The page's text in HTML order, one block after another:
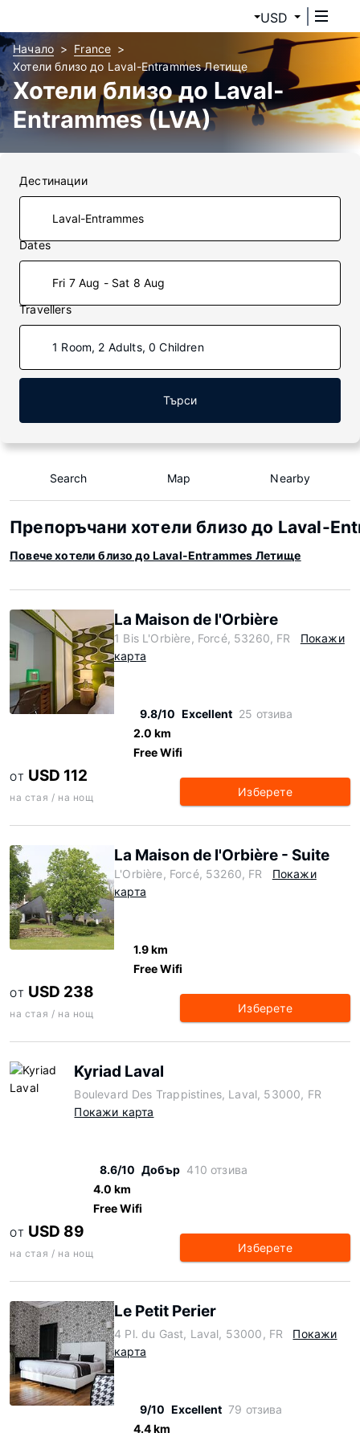
USD
Начало
France
Хотели близо до Laval-Entrammes Летище
Хотели близо до Laval-
Entrammes (LVA)
Дестинации
Dates
Fri 7 Aug - Sat 8 Aug
Travellers
1 Room, 2 Adults, 0 Children
Търси
Search Map Nearby
Препоръчани хотели близо до Laval-
Повече хотели близо до Laval-Entrammes Летище
La Maison de l'Orbière
1 Bis L'Orbière, Forcé, 53260, FR
Покажи
карта
9.8/10 Excellent 25 отзива
2.0 km
Free Wifi
ОТ USD 112
на стая / на нощ Изберете
La Maison de l'Orbière - Suite
L'Orbière, Forcé, 53260, FR
Покажи
карта
1.9 km
Free Wifi
ОТ USD 238
на стая / на нощ Изберете
Kyriad Laval
Boulevard Des Trappistines, Laval, 53000, FR
Покажи карта
8.6/10 Добър 410 отзива
4.0 km
Free Wifi
ОТ USD 89
на стая / на нощ Изберете
Le Petit Perier
4 Pl. du Gast, Laval, 53000, FR
Покажи
карта
9/10 Excellent 79 отзива
4.4 km